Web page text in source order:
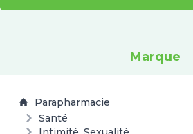
Marque
Parapharmacie
Santé